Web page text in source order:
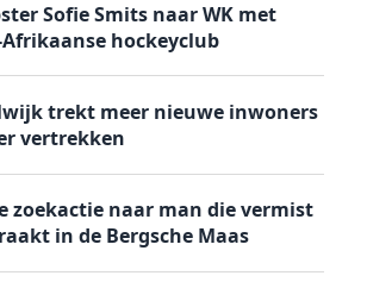
Sofie Smits naar WK met
hockeyclub
trekt meer nieuwe inwoners
vertrekken
zoekactie naar man die vermist
in de Bergsche Maas